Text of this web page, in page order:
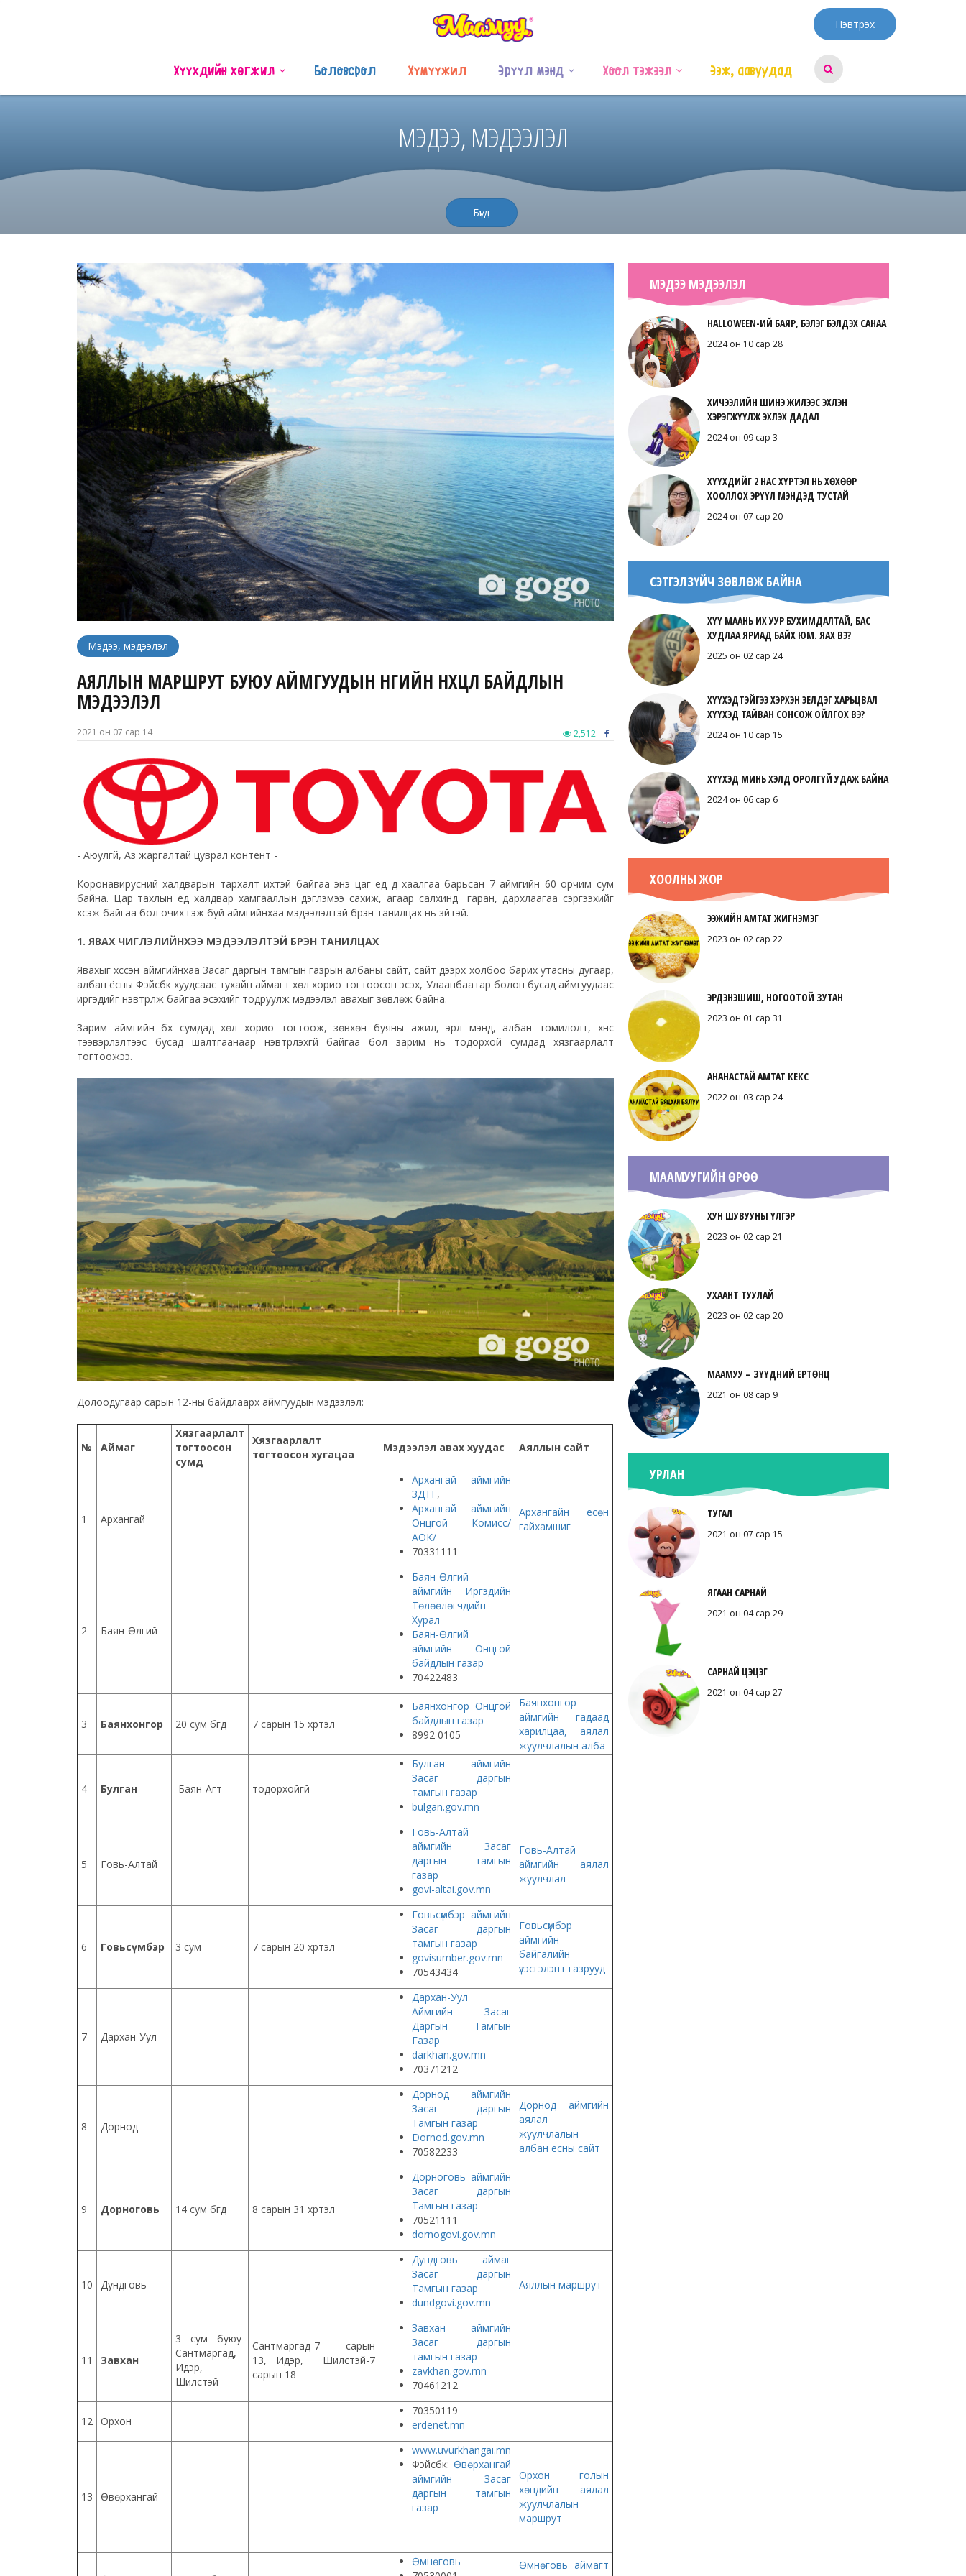
Нэвтрэх
Хүүхдийн хөгжил Боловсрол Хүмүүжил Эрүүл мэнд Хоол тэжээл Ээж, аавуудад
МЭДЭЭ, МЭДЭЭЛЭЛ
Бүгд
Мэдээ, мэдээлэл
АЯЛЛЫН МАРШРУТ БУЮУ АЙМГУУДЫН ӨНӨӨГИЙН НӨХЦӨЛ БАЙДЛЫН
МЭДЭЭЛЭЛ
2021 он 07 сар 14 2,512
- Аюулгүй, Аз жаргалтай цуврал контент -
Коронавирусний халдварын тархалт ихтэй байгаа энэ цаг үед үүд хаалгаа барьсан 7 аймгийн 60 орчим сум
байна. Цар тахлын үед халдвар хамгааллын дэглэмээ сахиж, агаар салхинд гаран, дархлаагаа сэргээхийг
хүсэж байгаа бол очих гэж буй аймгийнхаа мэдээлэлтэй бүрэн танилцах нь зүйтэй.
1. ЯВАХ ЧИГЛЭЛИЙНХЭЭ МЭДЭЭЛЭЛТЭЙ БҮРЭН ТАНИЛЦАХ
Явахыг хүссэн аймгийнхаа Засаг даргын тамгын газрын албаны сайт, сайт дээрх холбоо барих утасны дугаар,
албан ёсны Фэйсбүүк хуудсаас тухайн аймагт хөл хорио тогтоосон эсэх, Улаанбаатар болон бусад аймгуудаас
иргэдийг нэвтрүүлж байгаа эсэхийг тодруулж мэдээлэл авахыг зөвлөж байна.
Зарим аймгийн бүх сумдад хөл хорио тогтоож, зөвхөн буяны ажил, эрүүл мэнд, албан томилолт, хүнс
тээвэрлэлтээс бусад шалтгаанаар нэвтрүүлэхгүй байгаа бол зарим нь тодорхой сумдад хязгаарлалт
тогтоожээ.
Долоодугаар сарын 12-ны байдлаарх аймгуудын мэдээлэл:
№ Аймаг
Хязгаарлалт
тогтоосон
сумд
Хязгаарлалт
тогтоосон хугацаа
Мэдээлэл авах хуудас Аяллын сайт
1 Архангай
Архангай аймгийн
ЗДТГ,
Архангай аймгийн
Онцгой Комисс/
АОК/
70331111
Архангайн есөн
гайхамшиг
2 Баян-Өлгий
Баян-Өлгий
аймгийн Иргэдийн
Төлөөлөгчдийн
Хурал
Баян-Өлгий
аймгийн Онцгой
байдлын газар
70422483
3 Баянхонгор 20 сум бүгд 7 сарын 15 хүртэл
Баянхонгор Онцгой
байдлын газар
8992 0105
Баянхонгор
аймгийн гадаад
харилцаа, аялал
жуулчлалын алба
4 Булган Баян-Агт тодорхойгүй
Булган аймгийн
Засаг даргын
тамгын газар
bulgan.gov.mn
5 Говь-Алтай
Говь-Алтай
аймгийн Засаг
даргын тамгын
газар
govi-altai.gov.mn
Говь-Алтай
аймгийн аялал
жуулчлал
6 Говьсүмбэр 3 сум 7 сарын 20 хүртэл
Говьсүмбэр аймгийн
Засаг даргын
тамгын газар
govisumber.gov.mn
70543434
Говьсүмбэр
аймгийн
байгалийн
үзэсгэлэнт газрууд
7 Дархан-Уул
Дархан-Уул
Аймгийн Засаг
Даргын Тамгын
Газар
darkhan.gov.mn
70371212
8 Дорнод
Дорнод аймгийн
Засаг даргын
Тамгын газар
Dornod.gov.mn
70582233
Дорнод аймгийн
аялал
жуулчлалын
албан ёсны сайт
9 Дорноговь 14 сум бүгд 8 сарын 31 хүртэл
Дорноговь аймгийн
Засаг даргын
Тамгын газар
70521111
dornogovi.gov.mn
10 Дундговь
Дундговь аймаг
Засаг даргын
Тамгын газар
dundgovi.gov.mn
Аяллын маршрут
11 Завхан
3 сум буюу
Сантмаргад,
Идэр,
Шилүүстэй
Сантмаргад-7 сарын
13, Идэр, Шилүүстэй-7
сарын 18
Завхан аймгийн
Засаг даргын
тамгын газар
zavkhan.gov.mn
70461212
12 Орхон
70350119
erdenet.mn
13 Өвөрхангай
www.uvurkhangai.mn
Фэйсбүүк: Өвөрхангай
аймгийн Засаг
даргын тамгын
газар
Орхон голын
хөндийн аялал
жуулчлалын
маршрут
Өмнөговь
Өмнөговь аймагт
МЭДЭЭ МЭДЭЭЛЭЛ
HALLOWEEN-ИЙ БАЯР, БЭЛЭГ БЭЛДЭХ САНАА
2024 он 10 сар 28
ХИЧЭЭЛИЙН ШИНЭ ЖИЛЭЭС ЭХЛЭН
ХЭРЭГЖҮҮЛЖ ЭХЛЭХ ДАДАЛ
2024 он 09 сар 3
ХҮҮХДИЙГ 2 НАС ХҮРТЭЛ НЬ ХӨХӨӨР
ХООЛЛОХ ЭРҮҮЛ МЭНДЭД ТУСТАЙ
2024 он 07 сар 20
СЭТГЭЛЗҮЙЧ ЗӨВЛӨЖ БАЙНА
ХҮҮ МААНЬ ИХ УУР БУХИМДАЛТАЙ, БАС
ХУДЛАА ЯРИАД БАЙХ ЮМ. ЯАХ ВЭ?
2025 он 02 сар 24
ХҮҮХЭДТЭЙГЭЭ ХЭРХЭН ЭЕЛДЭГ ХАРЬЦВАЛ
ХҮҮХЭД ТАЙВАН СОНСОЖ ОЙЛГОХ ВЭ?
2024 он 10 сар 15
ХҮҮХЭД МИНЬ ХЭЛД ОРОЛГҮЙ УДАЖ БАЙНА
2024 он 06 сар 6
ХООЛНЫ ЖОР
ЭЭЖИЙН АМТАТ ЖИГНЭМЭГ
2023 он 02 сар 22
ЭРДЭНЭШИШ, НОГООТОЙ ЗУТАН
2023 он 01 сар 31
АНАНАСТАЙ АМТАТ КЕКС
2022 он 03 сар 24
МААМУУГИЙН ӨРӨӨ
ХУН ШУВУУНЫ ҮЛГЭР
2023 он 02 сар 21
УХААНТ ТУУЛАЙ
2023 он 02 сар 20
МААМУУ – ЗҮҮДНИЙ ЕРТӨНЦ
2021 он 08 сар 9
УРЛАН
ТУГАЛ
2021 он 07 сар 15
ЯГААН САРНАЙ
2021 он 04 сар 29
САРНАЙ ЦЭЦЭГ
2021 он 04 сар 27